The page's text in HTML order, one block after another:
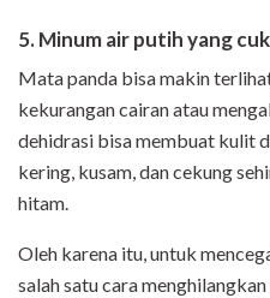
5. Minum air putih yang
Mata panda bisa makin
kekurangan cairan atau
dehidrasi bisa membuat kulit
kering, kusam, dan cekung
hitam.
Oleh karena itu, untuk
salah satu cara